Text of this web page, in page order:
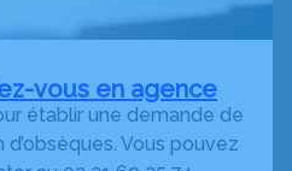
vous en agence
établir une demande de
d’obsèques. Vous pouvez